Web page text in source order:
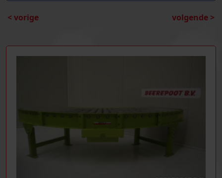
< vorige volgende >